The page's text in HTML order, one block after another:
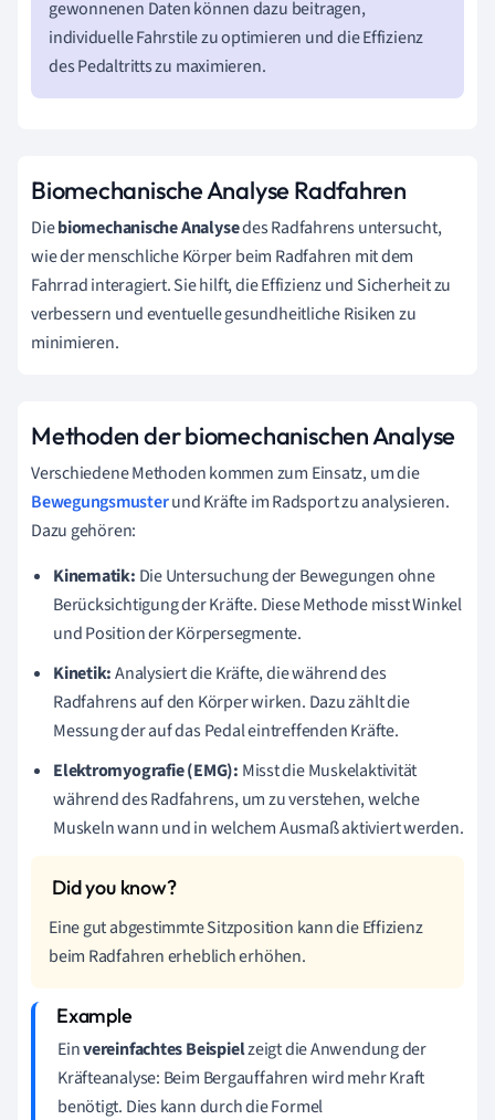
gewonnenen Daten können dazu beitragen,
individuelle Fahrstile zu optimieren und die Effizienz
des Pedaltritts zu maximieren.
Biomechanische Analyse Radfahren
Diebiomechanische Analysedes Radfahrens untersucht,
wie der menschliche Körper beim Radfahren mit dem
Fahrrad interagiert. Sie hilft, die Effizienz und Sicherheit zu
verbessern und eventuelle gesundheitliche Risiken zu
minimieren.
Methoden der biomechanischen Analyse
Verschiedene Methoden kommen zum Einsatz, um die
Bewegungsmusterund Kräfte im Radsport zu analysieren.
Dazu gehören:
Kinematik: Die Untersuchung der Bewegungen ohne
Berücksichtigung der Kräfte. Diese Methode misst Winkel
und Position der Körpersegmente.
Kinetik:Analysiert die Kräfte, die während des
Radfahrens auf den Körper wirken. Dazu zählt die
Messung der auf das Pedal eintreffenden Kräfte.
Elektromyografie (EMG): Misst die Muskelaktivität
während des Radfahrens, um zu verstehen, welche
Muskeln wann und in welchem Ausmaß aktiviert werden.
Eine gut abgestimmte Sitzposition kann die Effizienz
beim Radfahren erheblich erhöhen.
Einvereinfachtes Beispielzeigt die Anwendung der
Kräfteanalyse: Beim Bergauffahren wird mehr Kraft
benötigt. Dies kann durch die Formel